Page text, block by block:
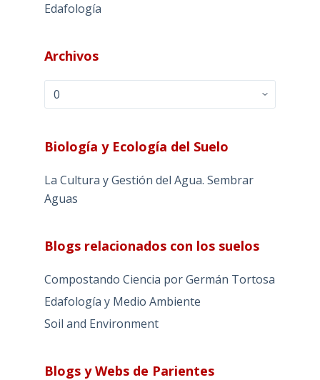
Edafología
Archivos
Archivos
Biología y Ecología del Suelo
La Cultura y Gestión del Agua. Sembrar
Aguas
Blogs relacionados con los suelos
Compostando Ciencia por Germán Tortosa
Edafología y Medio Ambiente
Soil and Environment
Blogs y Webs de Parientes